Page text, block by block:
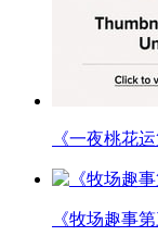
《一夜桃花
《牧场趣事